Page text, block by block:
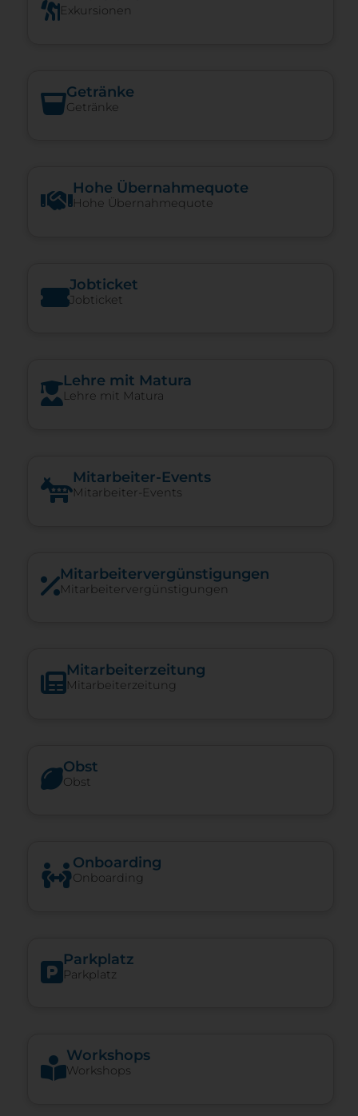
Exkursionen
Getränke
Getränke
Hohe Über­nah­me­quote
Hohe Über­nah­me­quote
Jobticket
Jobticket
Lehre mit Matura
Lehre mit Matura
Mitarbeiter-Events
Mitarbeiter-Events
Mitarbeiter­vergünstigungen
Mitarbeitervergünstigungen
Mitarbeiterzeitung
Mitarbeiterzeitung
Obst
Obst
Onboarding
Onboarding
Parkplatz
Parkplatz
Workshops
Workshops